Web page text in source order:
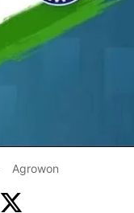
Agrowon